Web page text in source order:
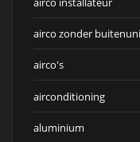
airco zonder
airco's
airconditioning
aluminium